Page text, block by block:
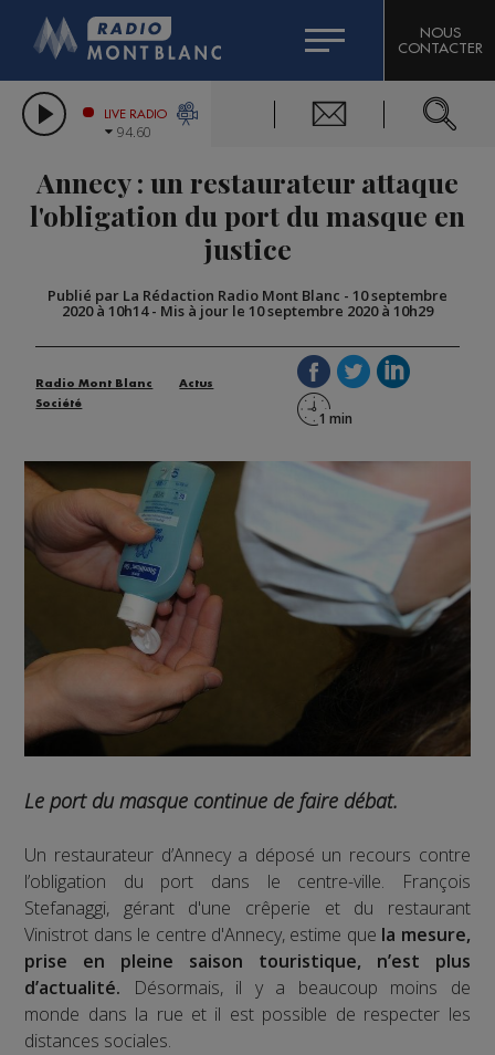
LES CHRONIQUES DE L'EXPERT
CITIZEN MACHINERY
GRAND MASSIF DOMAINES SKIABLES
BIGARD
COMPAGNIE DU MONT-BLANC
NOUS
CONTACTER
LIVE RADIO
94.60
Annecy : un restaurateur attaque
l'obligation du port du masque en
justice
Publié par La Rédaction Radio Mont Blanc - 10 septembre
2020 à 10h14- Mis à jour le 10 septembre 2020 à 10h29
Radio Mont Blanc
Actus
Société
Le port du masque continue de faire débat.
Un restaurateur d’Annecy a déposé un recours contre
l’obligation du port dans le centre-ville. François
Stefanaggi, gérant d'une crêperie et du restaurant
Vinistrot dans le centre d'Annecy, estime que la mesure,
prise en pleine saison touristique, n’est plus
d’actualité. Désormais, il y a beaucoup moins de
monde dans la rue et il est possible de respecter les
distances sociales.